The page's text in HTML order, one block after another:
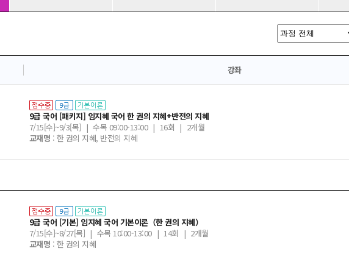
강좌
9급 국어 [패키지] 임지혜 국어 한 권의 지혜+반전의 지혜
7/15[수]~9/3[목] | 수목 09:00-13:00 | 16회 | 2개월
교재명 : 한 권의 지혜, 반전의 지혜
9급 국어 [기본] 임지혜 국어 기본이론（한 권의 지혜）
7/15[수]~8/27[목] | 수목 10:00-13:00 | 14회 | 2개월
교재명 : 한 권의 지혜